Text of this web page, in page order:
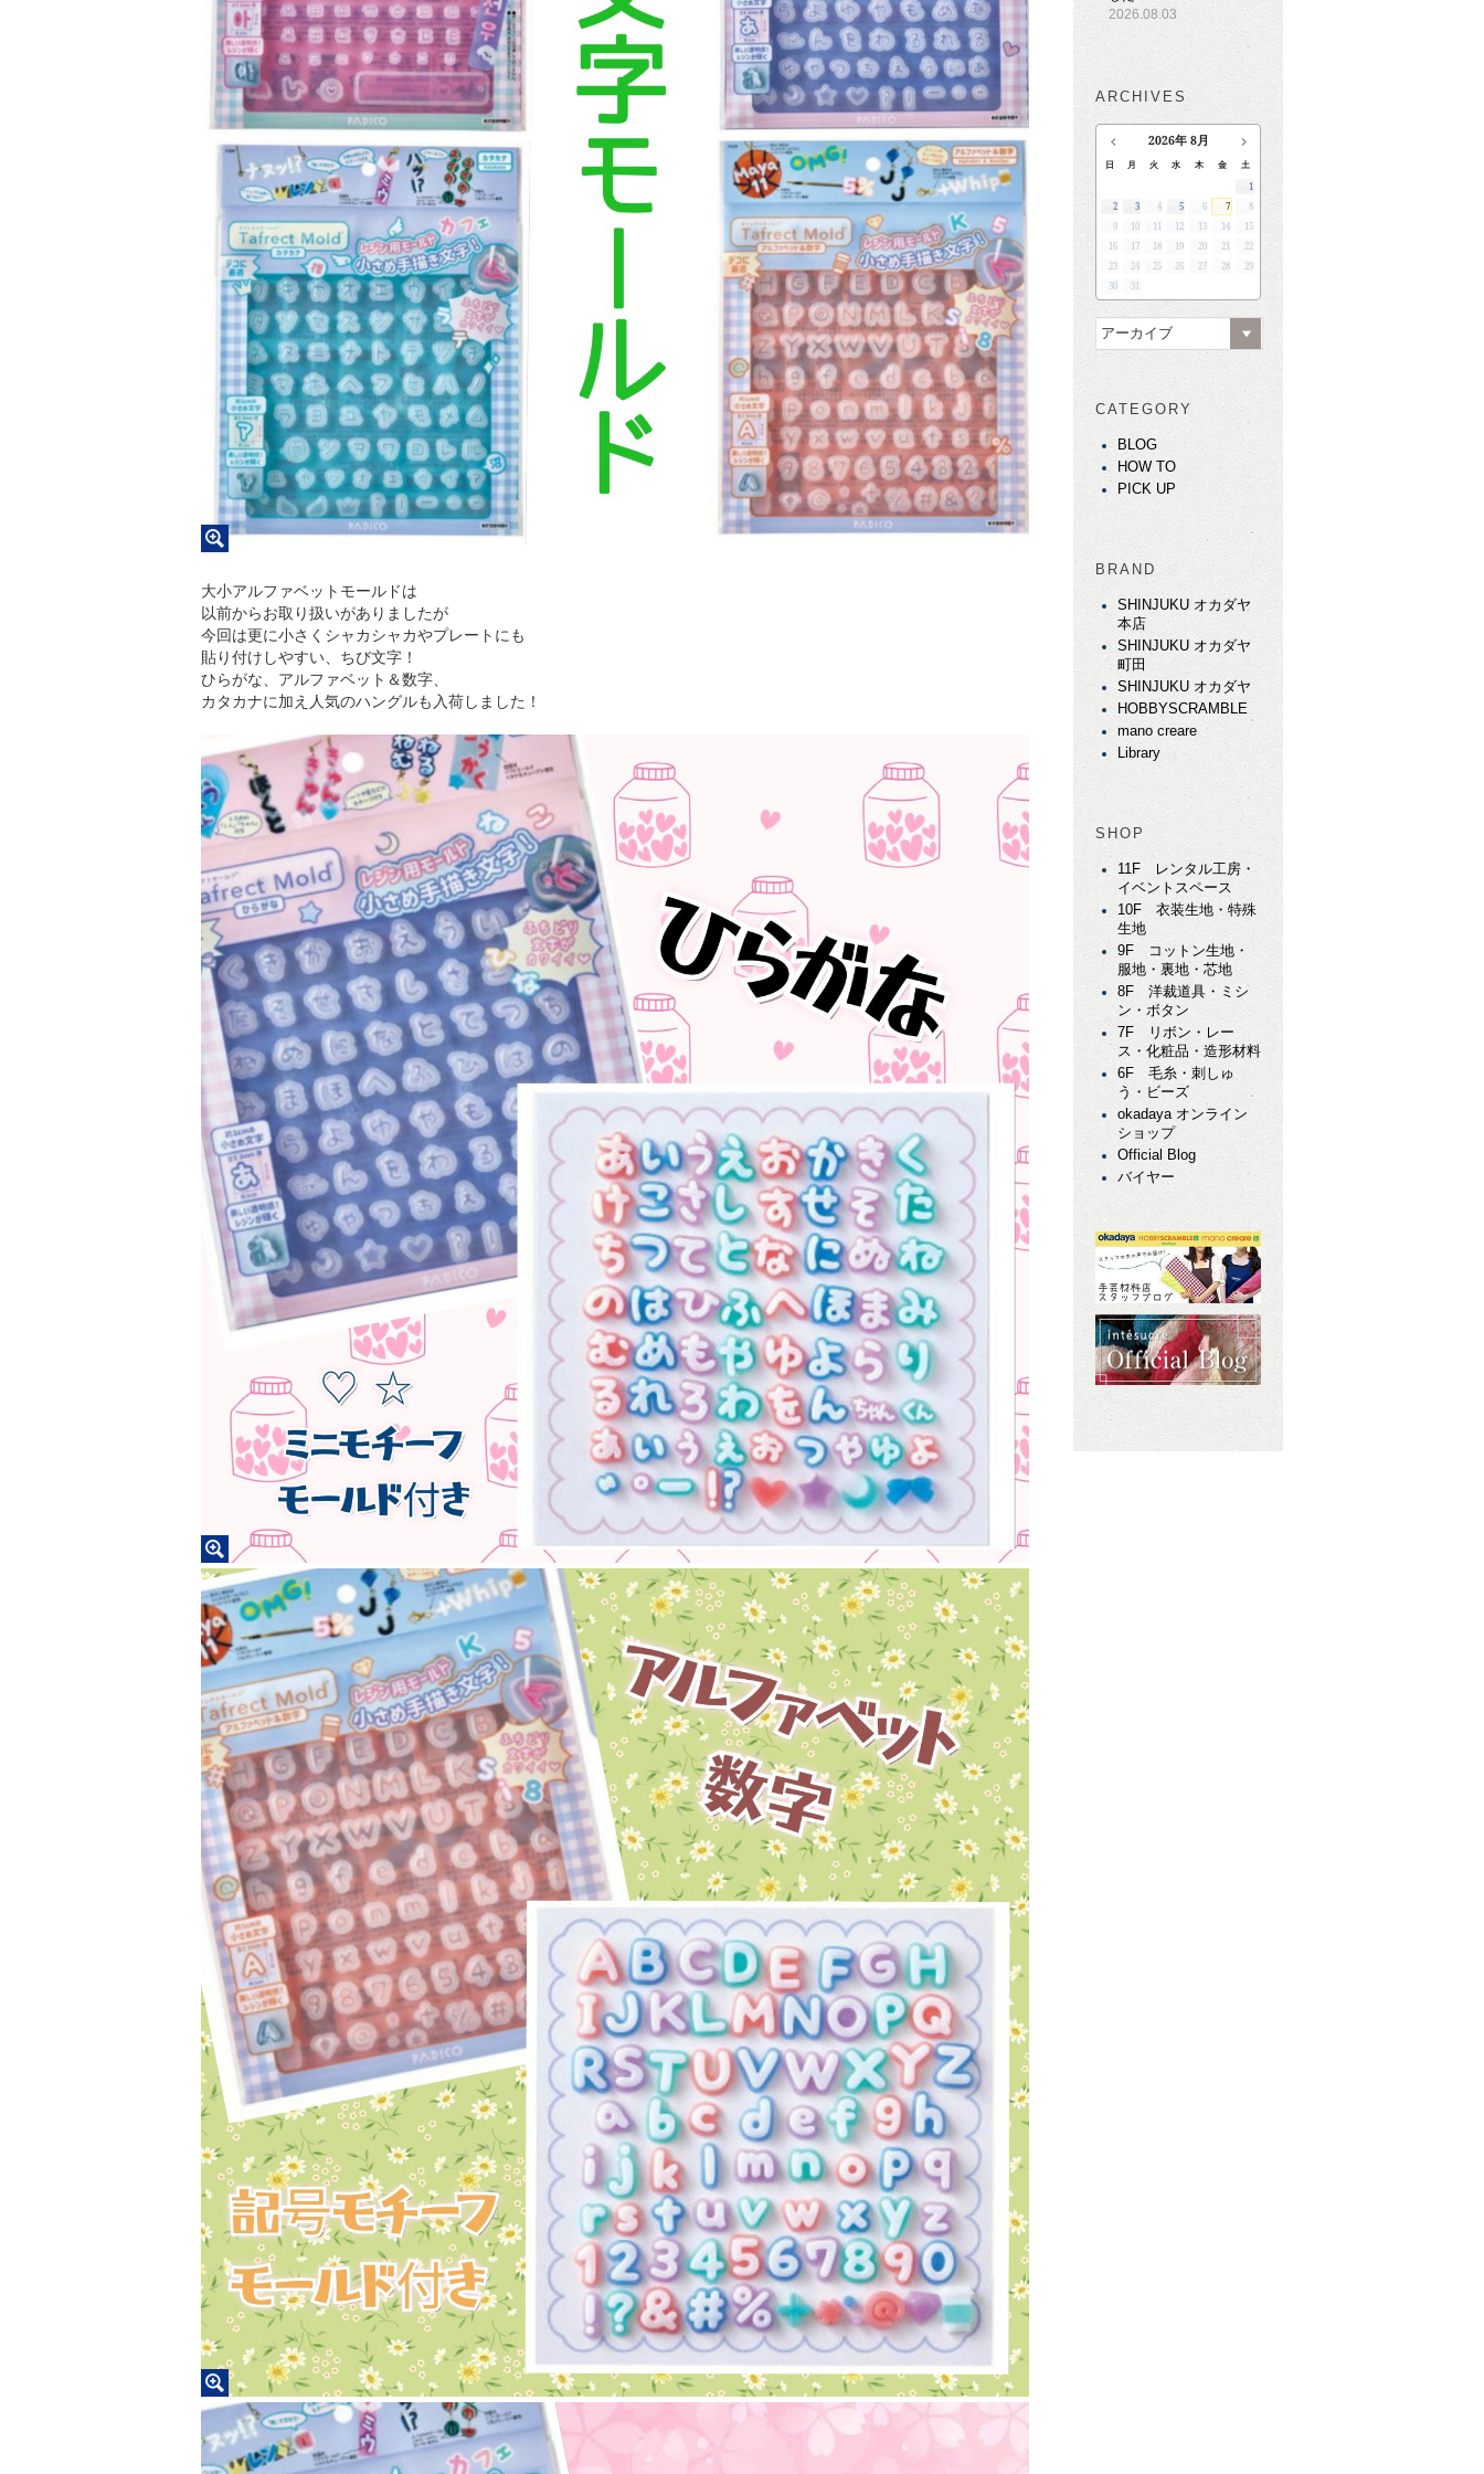
大小アルファベットモールドは
以前からお取り扱いがありましたが
今回は更に小さくシャカシャカやプレートにも
貼り付けしやすい、ちび文字！
ひらがな、アルファベット＆数字、
カタカナに加え人気のハングルも入荷しました！
2026.08.03
ARCHIVES
2026年 8月
日 月 火 水 木 金
土
1
2
3 4 5 6 7
8
9
10 12 13 14
15
16
17 18 19 20 21
22
23
24 25 26 27 28
29
30
31
アーカイブ
CATEGORY
BLOG
HOW TO
PICK UP
BRAND
SHINJUKU オカダヤ
本店
SHINJUKU オカダヤ
町田
SHINJUKU オカダヤ
HOBBYSCRAMBLE
mano creare
Library
SHOP
11F レンタル工房・
イベントスペース
10F 衣装生地・特殊
生地
9F コットン生地・
服地・裏地・芯地
8F 洋裁道具・ミシ
ン・ボタン
7F リボン・レー
ス・化粧品・造形材料
6F 毛糸・刺しゅ
う・ビーズ
okadaya オンライン
ショップ
Official Blog
バイヤー